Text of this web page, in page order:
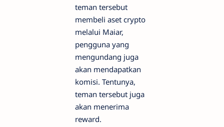
teman tersebut
membeli aset crypto
melalui Maiar,
pengguna yang
mengundang juga
akan mendapatkan
komisi. Tentunya,
teman tersebut juga
akan menerima
reward.